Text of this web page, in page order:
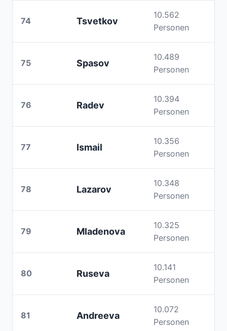
74 Tsvetkov
10.562
Personen
75 Spasov
10.489
Personen
76 Radev
10.394
Personen
77 Ismail
10.356
Personen
78 Lazarov
10.348
Personen
79 Mladenova
10.325
Personen
80 Ruseva
10.141
Personen
81 Andreeva
10.072
Personen